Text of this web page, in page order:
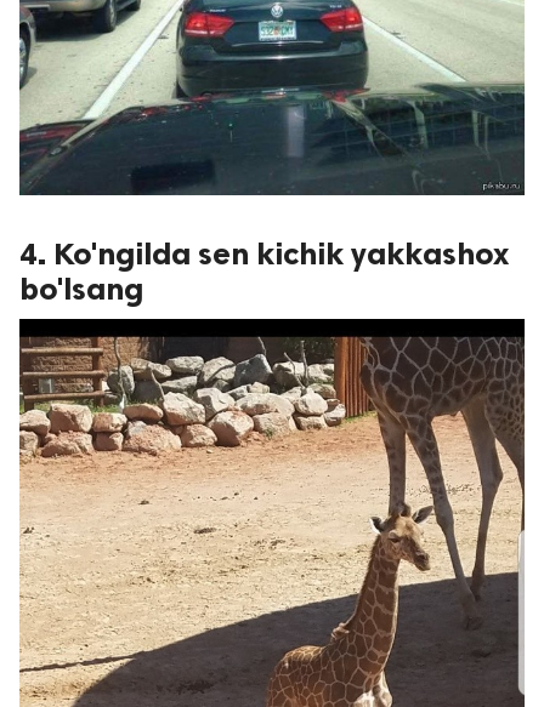
4. Ko'ngilda sen kichik yakkashox
bo'lsang